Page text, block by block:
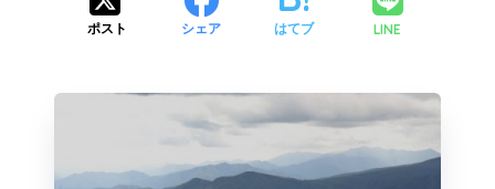
ポスト シェア はてブ LINE